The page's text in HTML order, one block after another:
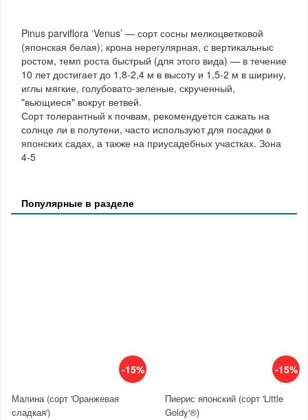
Pinus parviflora ‘Venus’ — сорт сосны мелкоцветковой
(японская белая); крона нерегулярная, с вертикальныс
ростом, темп роста быстрый (для этого вида) — в течение
10 лет достигает до 1,8-2,4 м в высоту и 1,5-2 м в ширину,
иглы мягкие, голубовато-зеленые, скрученный,
"вьющиеся" вокруг ветвей.
Сорт толерантный к почвам, рекомендуется сажать на
солнце ли в полутени, часто используют для посадки в
японских садах, а также на приусадебных участках. Зона
4-5
Популярные в разделе
-15%
Малина (сорт 'Оранжевая
сладкая')
-15%
Пиерис японский (сорт 'Little
Goldy'®)